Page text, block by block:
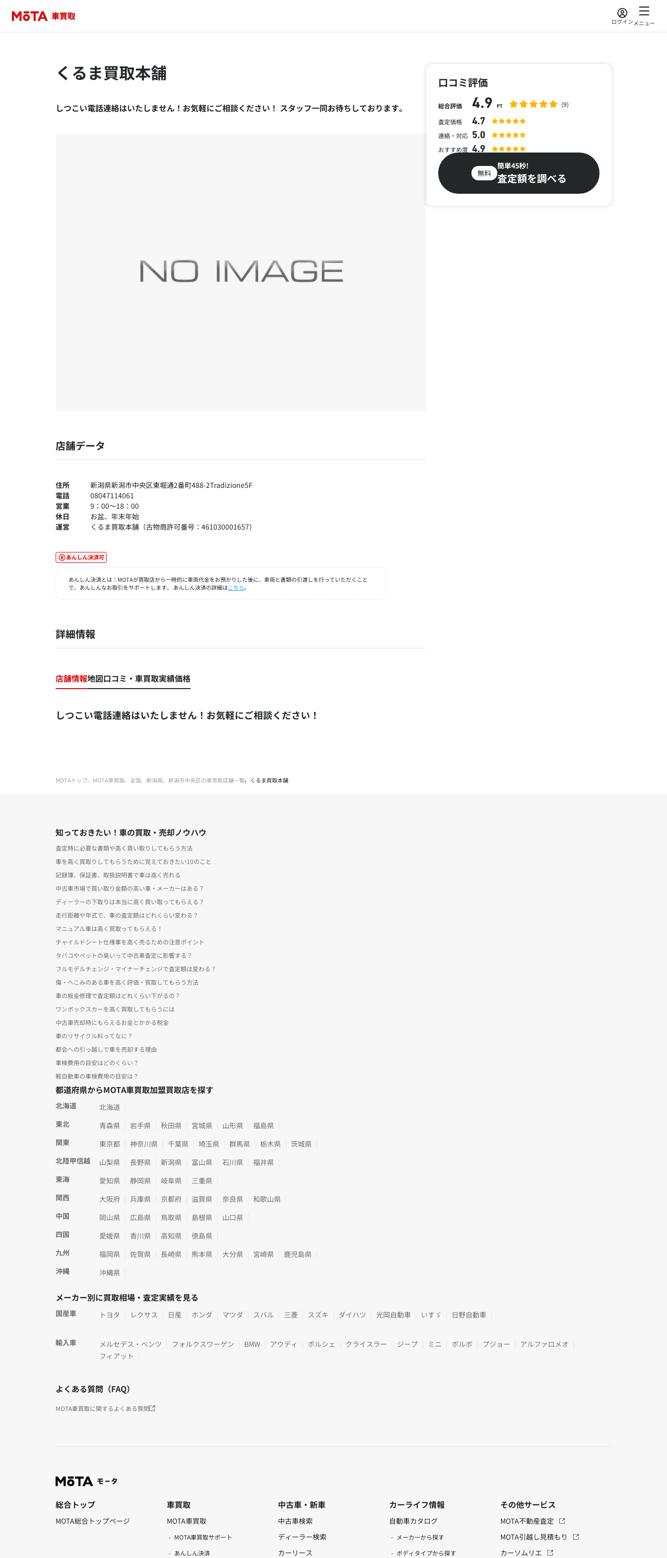
ログインメニュー
くるま買取本舗
しつこい電話連絡はいたしません！お気軽にご相談ください！ スタッフ一同お待ちしております。
口コミ評価
総合評価 4.9 PT (9)
査定価格
連絡・対応
おすすめ度
4.7
5.0
4.9
無料
簡単45秒!
査定額を調べる
店舗データ
住所
新潟県新潟市中央区東堀通2番町488-2Tradizione5F
電話
08047114061
営業
9：00～18：00
休日
お盆、年末年始
運営
くるま買取本舗（古物商許可番号：461030001657）
あんしん決済可
あんしん決済とは：MOTAが買取店から一時的に車両代金をお預かりした後に、車両と書類の引渡しを行っていただくこと
で、あんしんなお取引をサポートします。 あんしん決済の詳細はこちら。
詳細情報
店舗情報地図口コミ・車買取実績価格
しつこい電話連絡はいたしません！お気軽にご相談ください！
MOTAトップ MOTA車買取 全国 新潟県 新潟市中央区の車買取店舗一覧 くるま買取本舗
知っておきたい！車の買取・売却ノウハウ
査定時に必要な書類や高く買い取りしてもらう方法
車を高く買取りしてもらうために覚えておきたい10のこと
記録簿、保証書、取扱説明書で車は高く売れる
中古車市場で買い取り金額の高い車・メーカーはある？
ディーラーの下取りは本当に高く買い取ってもらえる？
走行距離や年式で、車の査定額はどれくらい変わる？
マニュアル車は高く買取ってもらえる！
チャイルドシート仕様車を高く売るための注意ポイント
タバコやペットの臭いって中古車査定に影響する？
フルモデルチェンジ・マイナーチェンジで査定額は変わる？
傷・へこみのある車を高く評価・買取してもらう方法
車の板金修理で査定額はどれくらい下がるの？
ワンボックスカーを高く買取してもらうには
中古車売却時にもらえるお金とかかる税金
車のリサイクル料ってなに？
都会への引っ越しで車を売却する理由
車検費用の目安はどのくらい？
軽自動車の車検費用の目安は？
都道府県からMOTA車買取加盟買取店を探す
北海道
北海道
東北
青森県 岩手県 秋田県 宮城県 山形県
福島県
関東
東京都 神奈川県 千葉県 埼玉県 群馬県 栃木県
茨城県
北陸甲信越
山梨県 長野県 新潟県 富山県 石川県
福井県
東海
愛知県 静岡県 岐阜県
三重県
関西
大阪府 兵庫県 京都府 滋賀県 奈良県
和歌山県
中国
岡山県 広島県 鳥取県 島根県
山口県
四国
愛媛県 香川県 高知県
徳島県
九州
福岡県 佐賀県 長崎県 熊本県 大分県 宮崎県
鹿児島県
沖縄
沖縄県
メーカー別に買取相場・査定実績を見る
国産車 トヨタ レクサス 日産 ホンダ マツダ スバル 三菱 スズキ ダイハツ 光岡自動車 いすゞ 日野自動車
輸入車 メルセデス・ベンツ フォルクスワーゲン BMW アウディ ポルシェ クライスラー ジープ ミニ ボルボ プジョー
アルファロメオ
フィアット
よくある質問（FAQ）
MOTA車買取に関するよくある質問
総合トップ
MOTA総合トップページ
車買取
MOTA車買取
MOTA車買取サポート
あんしん決済
中古車・新車
中古車検索
ディーラー検索
カーリース
カーライフ情報
自動車カタログ
メーカーから探す
ボディタイプから探す
その他サービス
MOTA不動産査定
MOTA引越し見積もり
カーソムリエ